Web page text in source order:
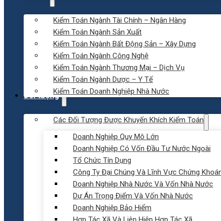
Kiểm Toán Ngành Tài Chính – Ngân Hàng
Kiểm Toán Ngành Sản Xuất
Kiểm Toán Ngành Bất Động Sản – Xây Dựng
Kiểm Toán Ngành Công Nghệ
Kiểm Toán Ngành Thương Mại – Dịch Vụ
Kiểm Toán Ngành Dược – Y Tế
Kiểm Toán Doanh Nghiệp Nhà Nước
Đối tượng
Các Đối Tượng Được Khuyến Khích Kiểm Toán
Doanh Nghiệp Quy Mô Lớn
Doanh Nghiệp Có Vốn Đầu Tư Nước Ngoài
Tổ Chức Tín Dụng
Công Ty Đại Chúng Và Lĩnh Vực Chứng
Doanh Nghiệp Nhà Nước Và Vốn Nhà Nước
Dự Án Trọng Điểm Và Vốn Nhà Nước
Doanh Nghiệp Bảo Hiểm